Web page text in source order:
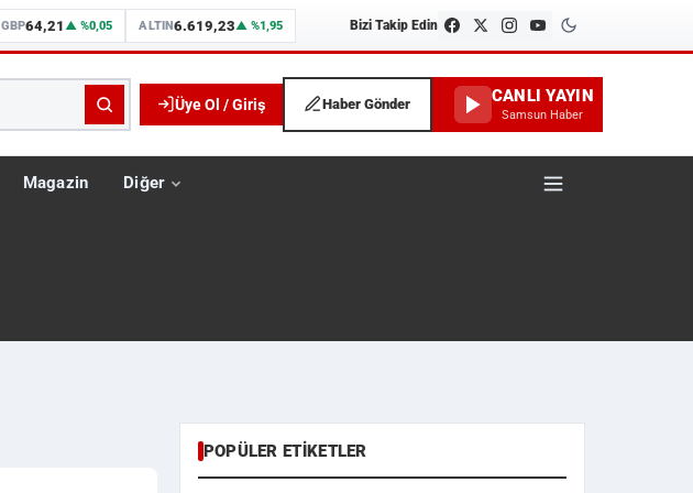
GBP64,21▲ %0,05 ALTIN6.619,23▲ %1,95 Bizi Takip Edin
Üye Ol / Giriş Haber Gönder CANLI YAYIN
Samsun Haber
Magazin Diğer
POPÜLER ETIKETLER